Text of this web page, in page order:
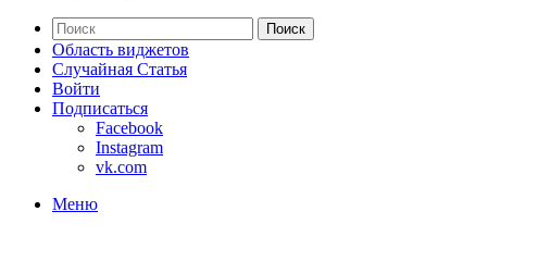
Поиск
Область виджетов
Случайная Статья
Войти
Подписаться
Facebook
Instagram
vk.com
Меню